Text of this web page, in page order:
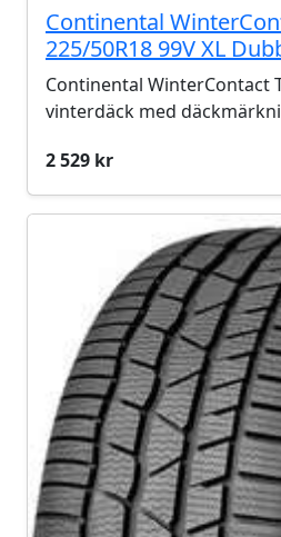
Continental
225/50R18 99V XL
Continental WinterContact
vinterdäck med
2 529 kr